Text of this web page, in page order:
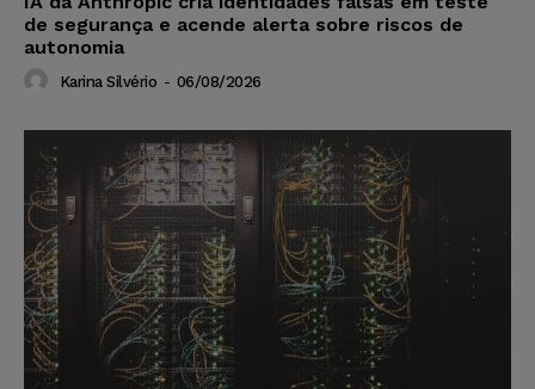
de segurança e acende alerta sobre riscos de
autonomia
Karina Silvério - 06/08/2026